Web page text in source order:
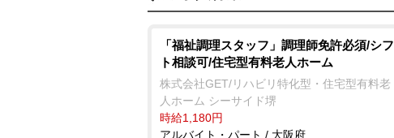
「福祉調理スタッフ」調理師免許必須/シフ
ト相談可/住宅型有料老人ホーム
株式会社GET/リハビリ特化型・住宅型有料老
人ホーム シーサイド堺
時給1,180円
アルバイト・パート / 大阪府